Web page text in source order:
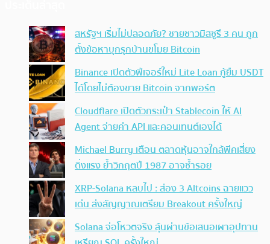
สหรัฐฯ เริ่มไม่ปลอดภัย? ชายชาวมิสซูรี 3 คน ถูก
ตั้งข้อหาบุกรุกบ้านขโมย Bitcoin
Binance เปิดตัวฟีเจอร์ใหม่ Lite Loan กู้ยืม USDT
ได้โดยไม่ต้องขาย Bitcoin จากพอร์ต
Cloudflare เปิดตัวกระเป๋า Stablecoin ให้ AI
Agent จ่ายค่า API และคอนเทนต์เองได้
Michael Burry เตือน ตลาดหุ้นอาจใกล้พีคเสี่ยง
ดิ่งแรง ย้ำวิกฤตปี 1987 อาจซ้ำรอย
XRP-Solana หลบไป : ส่อง 3 Altcoins ฉายแวว
เด่น ส่งสัญญาณเตรียม Breakout ครั้งใหญ่
Solana จ่อโหวตจริง ลุ้นผ่านข้อเสนอเผาอุปทาน